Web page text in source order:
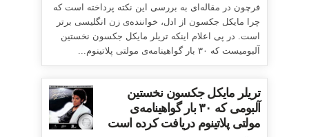
فرچون در مقاله‌ای به بررسی این نکته پرداخته است که
چرا مایکل جکسون از ادل، خواننده‌ی زن انگلیسی برتر
است. در پی اعلام اینکه تریلر مایکل جکسون نخستین
آلبومیست که ۳۰ بار گواهینامه‌ی مولتی پلاتینوم...
تریلر مایکل جکسون نخستین
آلبومی که ۳۰ بار گواهینامه‌ی
مولتی پلاتینوم دریافت کرده است